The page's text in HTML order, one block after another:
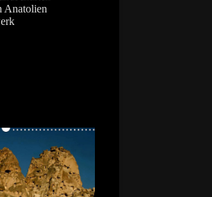
Anatolien